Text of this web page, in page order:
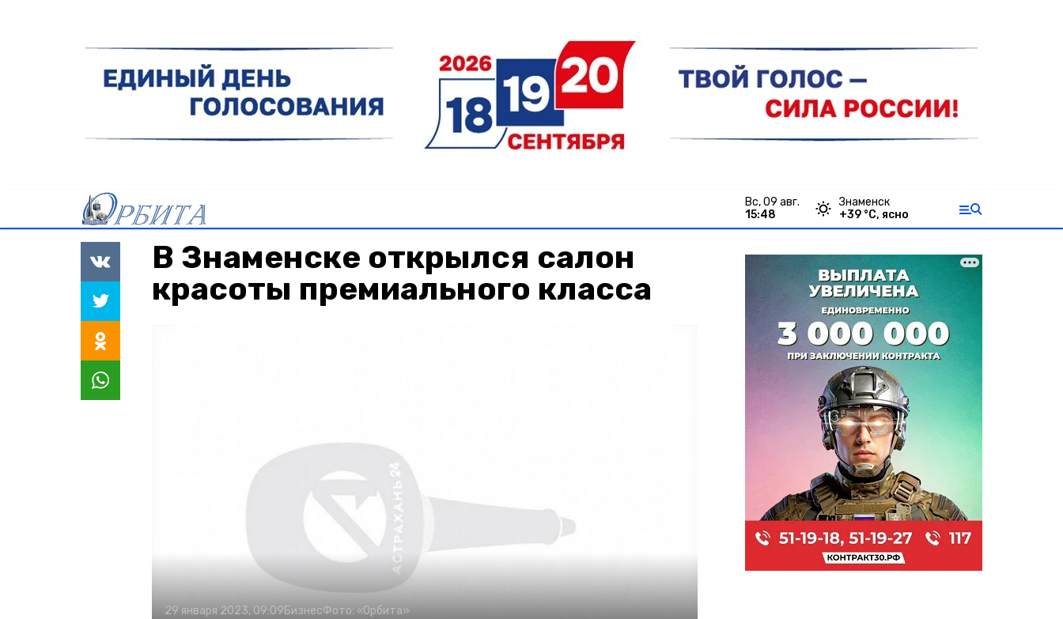
вс, 09 авг.
15:48
Знаменск
+39 °С, ясно
В Знаменске открылся салон
красоты премиального класса
29 января 2023, 09:09БизнесФото: «Орбита»